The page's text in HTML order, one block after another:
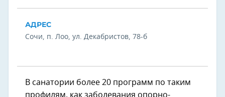
АДРЕС
Сочи, п. Лоо, ул. Декабристов, 78-б
В санатории более 20 программ по таким
профилям, как заболевания опорно-